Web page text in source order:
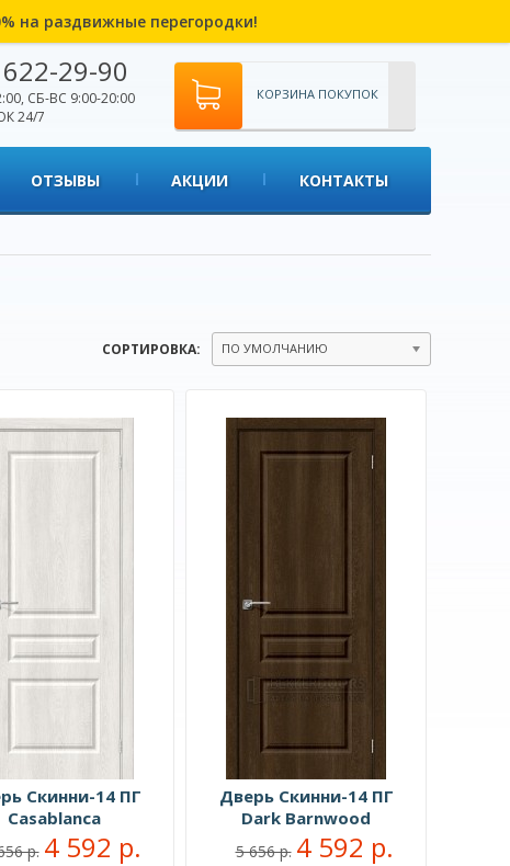
на раздвижные перегородки!
622-29-90
СБ-ВС 9:00-20:00
24/7
КОРЗИНА ПОКУПОК
ОТЗЫВЫ АКЦИИ КОНТАКТЫ
СОРТИРОВКА: ПО УМОЛЧАНИЮ
Скинни-14 ПГ
Casablanca
р. 4 592 р.
Дверь Скинни-14 ПГ
Dark Barnwood
5 656 р. 4 592 р.